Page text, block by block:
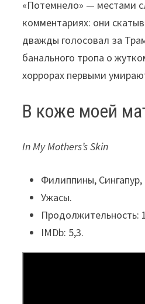
«Потемнело» — местами
комментариях: они
дважды голосовал за
банального тропа о
хоррорах первыми
В коже моей
In My Mothers’s Skin
Филиппины, Сингапур,
Ужасы.
Продолжительность:
IMDb: 5,3.